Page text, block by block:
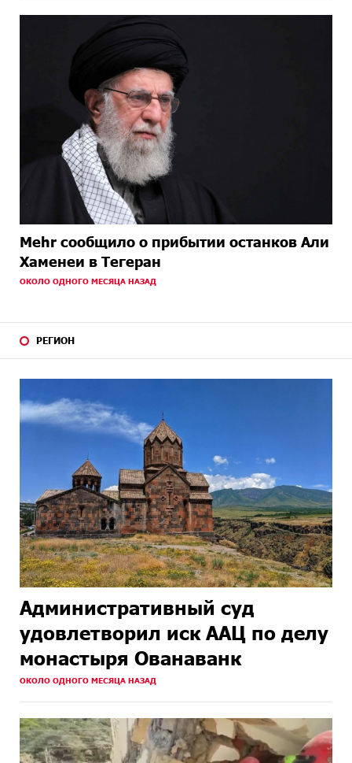
Mehr сообщило о прибытии останков Али
Хаменеи в Тегеран
ОКОЛО ОДНОГО МЕСЯЦА НАЗАД
РЕГИОН
Административный суд
удовлетворил иск ААЦ по делу
монастыря Ованаванк
ОКОЛО ОДНОГО МЕСЯЦА НАЗАД